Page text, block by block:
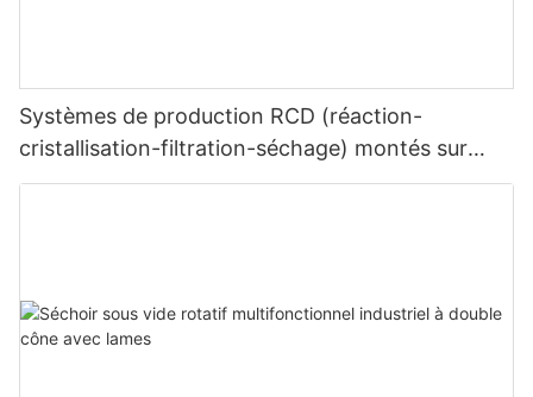
Systèmes de production RCD (réaction-
cristallisation-filtration-séchage) montés sur
châssis